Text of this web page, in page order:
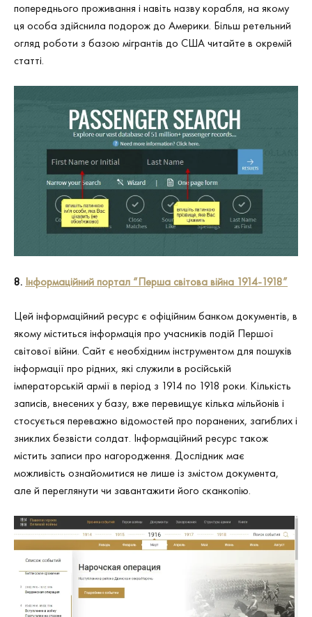
попереднього проживання і навіть назву корабля, на якому
ця особа здійснила подорож до Америки. Більш ретельний
огляд роботи з базою мігрантів до США читайте в окремій
статті.
8. Інформаційний портал “Перша світова війна 1914-1918”
Цей інформаційний ресурс є офіційним банком документів, в
якому міститься інформація про учасників подій Першої
світової війни. Сайт є необхідним інструментом для пошуків
інформації про рідних, які служили в російській
імператорській армії в період з 1914 по 1918 роки. Кількість
записів, внесених у базу, вже перевищує кілька мільйонів і
стосується переважно відомостей про поранених, загиблих і
зниклих безвісти солдат. Інформаційний ресурс також
містить записи про нагородження. Дослідник має
можливість ознайомитися не лише із змістом документа,
але й переглянути чи завантажити його сканкопію.